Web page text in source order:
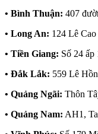
• Bình Thuận: 407
• Long An: 124 Lê
• Tiền Giang: Số 24
• Đắk Lắk: 559 Lê
• Quảng Ngãi: Thôn
• Quảng Nam: AH1,